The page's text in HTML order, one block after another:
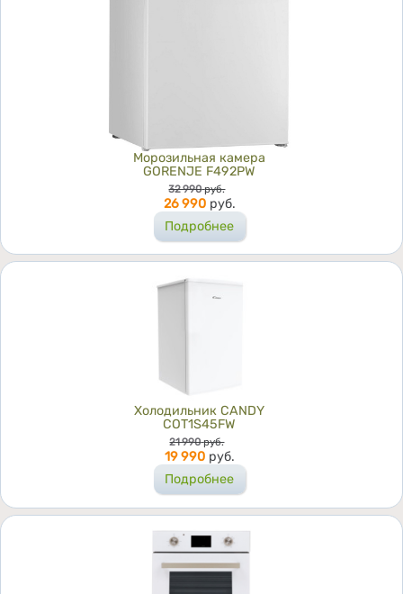
Морозильная камера
GORENJE F492PW
Цена
32 990 руб.
26 990 руб.
Подробнее
Холодильник CANDY
COT1S45FW
Цена
21 990 руб.
19 990 руб.
Подробнее